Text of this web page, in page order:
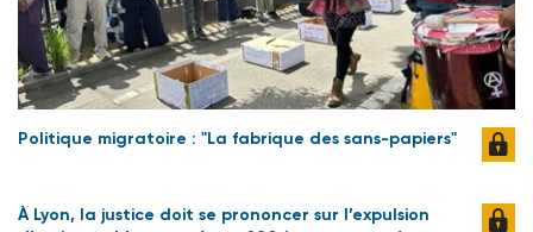
Politique migratoire : "La fabrique des sans-papiers"
À Lyon, la justice doit se prononcer sur l’expulsion